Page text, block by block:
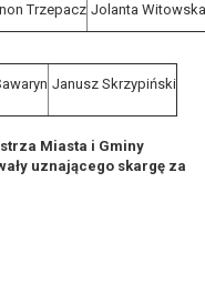
Trzepacz Jolanta Witowska
Janusz Skrzypiński
Miasta i Gminy
uznającego skargę za